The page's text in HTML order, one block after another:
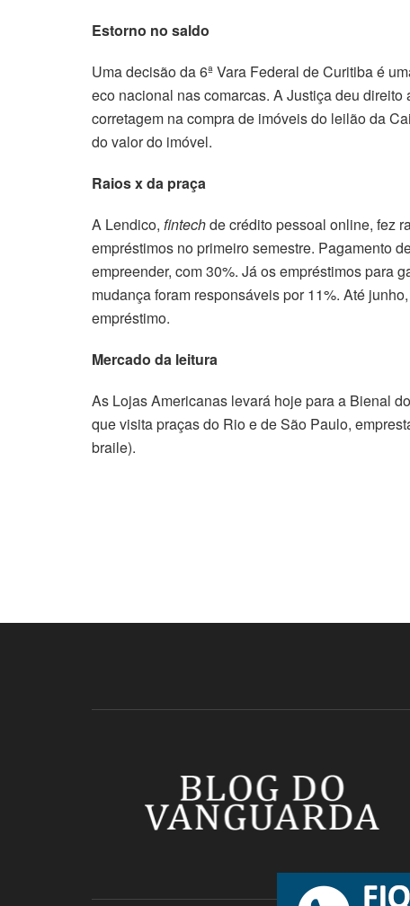
Estorno no saldo
Uma decisão da 6ª Vara Federal de Curitiba é
eco nacional nas comarcas. A Justiça deu
corretagem na compra de imóveis do leilão da
do valor do imóvel.
Raios x da praça
A Lendico, fintechde crédito pessoal online, fez
empréstimos no primeiro semestre. Pagamento
empreender, com 30%. Já os empréstimos para
mudança foram responsáveis por 11%. Até
empréstimo.
Mercado da leitura
As Lojas Americanas levará hoje para a Bienal
que visita praças do Rio e de São Paulo,
braile).